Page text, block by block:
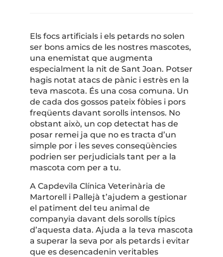
Els focs artificials i els petards no solen
ser bons amics de les nostres mascotes,
una enemistat que augmenta
especialment la nit de Sant Joan. Potser
hagis notat atacs de pànic i estrès en la
teva mascota. És una cosa comuna. Un
de cada dos gossos pateix fòbies i pors
freqüents davant sorolls intensos. No
obstant això, un cop detectat has de
posar remei ja que no es tracta d’un
simple por i les seves conseqüències
podrien ser perjudicials tant per a la
mascota com per a tu.
A Capdevila Clínica Veterinària de
Martorell i Pallejà t’ajudem a gestionar
el patiment del teu animal de
companyia davant dels sorolls típics
d’aquesta data. Ajuda a la teva mascota
a superar la seva por als petards i evitar
que es desencadenin veritables